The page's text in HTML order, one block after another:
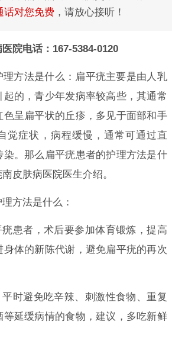
话对您免费 ，请放心接听！
院电话：167-5384-0120
理方法是什么：扁平疣主要是由人乳
的，青少年发病率较高些，其通常
呈扁平状的丘疹，多见于面部和手
觉症状，病程缓慢，通常可通过直
。那么扁平疣患者的护理方法是什
皮肤病医院医生介绍。
方法是什么：
患者，术后要参加体育锻炼，提高
体的新陈代谢，避免扁平疣的再次
时避免吃辛辣、刺激性食物、重复
等延缓病情的食物，建议，多吃新鲜